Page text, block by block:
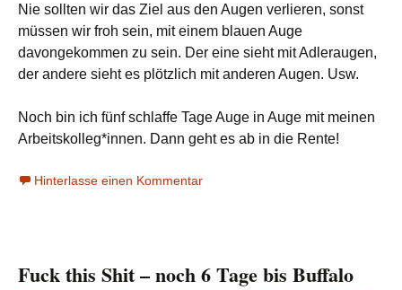
Nie sollten wir das Ziel aus den Augen verlieren, sonst
müssen wir froh sein, mit einem blauen Auge
davongekommen zu sein. Der eine sieht mit Adleraugen,
der andere sieht es plötzlich mit anderen Augen. Usw.
Noch bin ich fünf schlaffe Tage Auge in Auge mit meinen
Arbeitskolleg*innen. Dann geht es ab in die Rente!
Hinterlasse einen Kommentar
Fuck this Shit – noch 6 Tage bis Buffalo